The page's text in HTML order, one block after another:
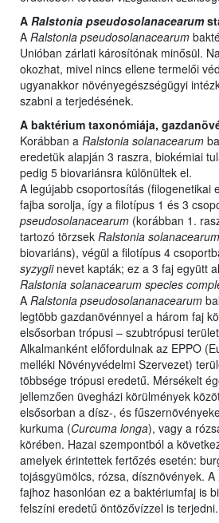
A Ralstonia pseudosolanacearum
A Ralstonia pseudosolanacearum
Unióban zárlati károsítónak minősül.
okozhat, mivel nincs ellene termelői
ugyanakkor növényegészségügyi
szabni a terjedésének.
A baktérium taxonómiája,
Korábban a Ralstonia solanacearum
eredetük alapján 3 raszra, biokémiai
pedig 5 biovariánsra különültek el.
A legújabb csoportosítás (filogenetikai
fajba sorolja, így a filotípus 1 és 3
pseudosolanacearum (korábban 1.
tartozó törzsek Ralstonia solanacearum
biovariáns), végül a filotípus 4
syzygiinevet kapták; ez a 3 faj együtt
Ralstonia solanacearum species
A Ralstonia pseudosolananacearum
legtöbb gazdanövénnyel a három faj
elsősorban trópusi – szubtrópusi
Alkalmanként előfordulnak az EPPO
melléki Növényvédelmi Szervezet)
többsége trópusi eredetű. Mérsékelt
jellemzően üvegházi körülmények
elsősorban a dísz-, és
kurkuma (Curcuma longa), vagy a
körében. Hazai szempontból a
amelyek érintettek fertőzés esetén:
tojásgyümölcs, rózsa, dísznövények. A
fajhoz hasonlóan ez a baktériumfaj is
felszíni eredetű öntözővízzel is terjedni.